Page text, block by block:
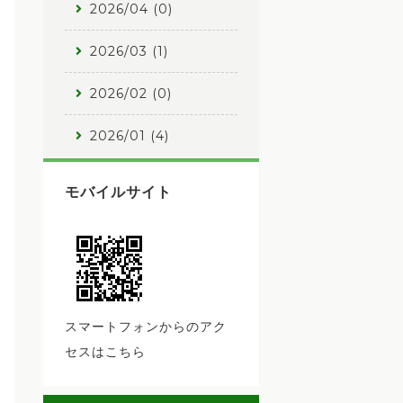
2026/04 (0)
2026/03 (1)
2026/02 (0)
2026/01 (4)
モバイルサイト
スマートフォンからのアク
セスはこちら